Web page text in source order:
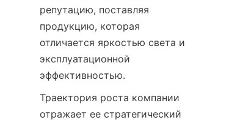
репутацию, поставляя
продукцию, которая
отличается яркостью света и
эксплуатационной
эффективностью.
Траектория роста компании
отражает ее стратегический